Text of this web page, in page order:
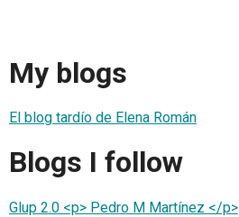
My blogs
El blog tardío de Elena Román
Blogs I follow
Glup 2.0 <p> Pedro M Martínez </p>